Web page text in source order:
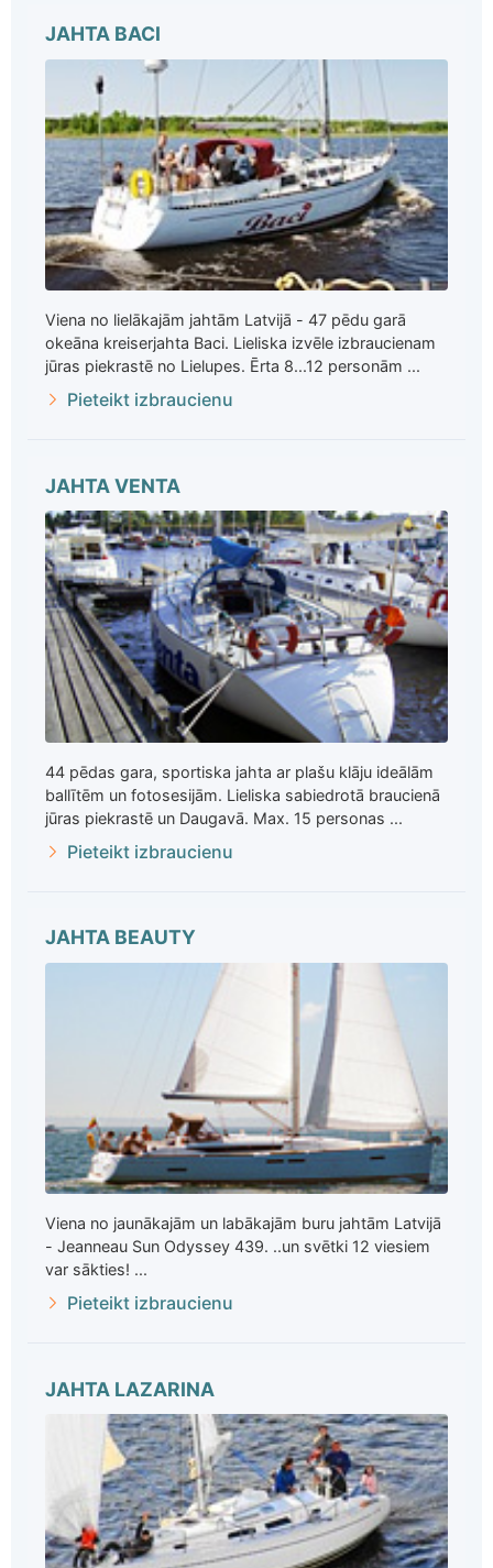
JAHTA BACI
Viena no lielākajām jahtām Latvijā - 47 pēdu garā
okeāna kreiserjahta Baci. Lieliska izvēle izbraucienam
jūras piekrastē no Lielupes. Ērta 8...12 personām ...
Pieteikt izbraucienu
JAHTA VENTA
44 pēdas gara, sportiska jahta ar plašu klāju ideālām
ballītēm un fotosesijām. Lieliska sabiedrotā braucienā
jūras piekrastē un Daugavā. Max. 15 personas ...
Pieteikt izbraucienu
JAHTA BEAUTY
Viena no jaunākajām un labākajām buru jahtām Latvijā
- Jeanneau Sun Odyssey 439. ..un svētki 12 viesiem
var sākties! ...
Pieteikt izbraucienu
JAHTA LAZARINA